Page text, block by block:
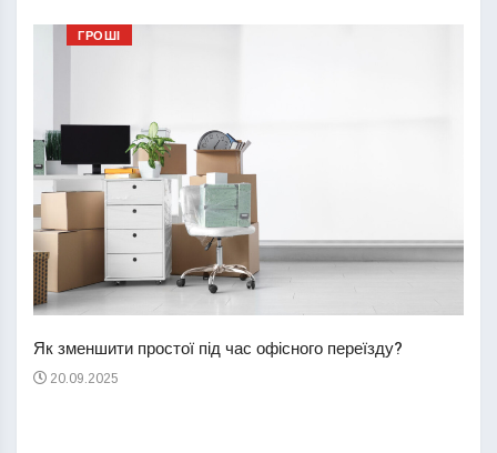
ГРОШІ
Як зменшити простої під час офісного переїзду?
20.09.2025